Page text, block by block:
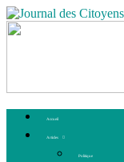
Accueil
Articles
Politique